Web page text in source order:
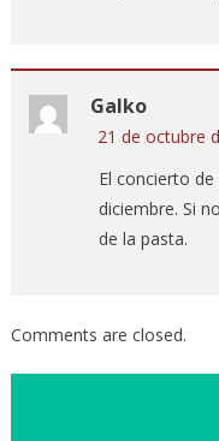
Galko
21 de octubre
El concierto
diciembre. Si
de la pasta.
Comments are closed.